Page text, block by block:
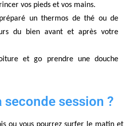
vos pieds et vos mains.
préparé un thermos de thé ou de
du bien avant et après votre
et go prendre une douche
seconde session ?